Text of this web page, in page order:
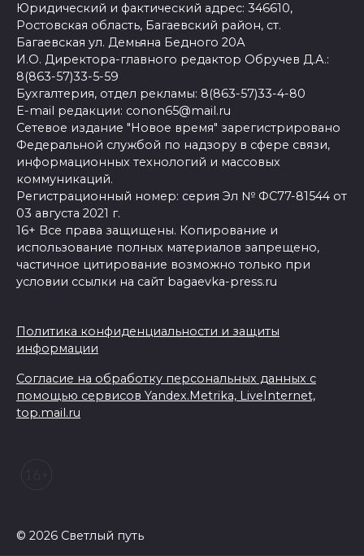
Юридический и фактический адрес: 346610,
Ростовская область, Багаевский район, ст.
Багаевская ул. Демьяна Бедного 20А
И.О. Директора-главного редактор Обручев Д.А.:
8(863-57)33-5-59
Бухгалтерия, отдел рекламы: 8(863-57)33-4-80
E-mail редакции: conon65@mail.ru
Сетевое издание "Новое время" зарегистрировано
Федеральной службой по надзору в сфере связи,
информационных технологий и массовых
коммуникаций.
Регистрационный номер: серия Эл № ФС77-81544 от
03 августа 2021 г.
16+ Все права защищены. Копирование и
использование полных материалов запрещено,
частичное цитирование возможно только при
условии ссылки на сайт bagaevka-press.ru
Политика конфиденциальности и защиты
информации
Согласие на обработку персональных данных с
помощью сервисов Yandex.Metrika, LiveInternet,
top.mail.ru
© 2026 Светлый путь